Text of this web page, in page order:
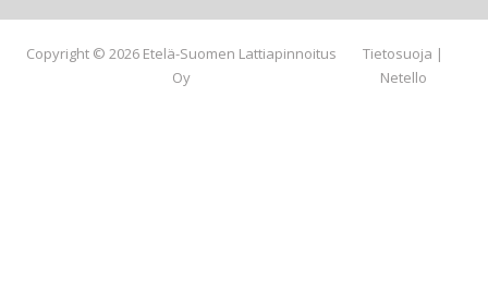
Copyright © 2026 Etelä-Suomen Lattiapinnoitus
Oy
Tietosuoja |
Netello